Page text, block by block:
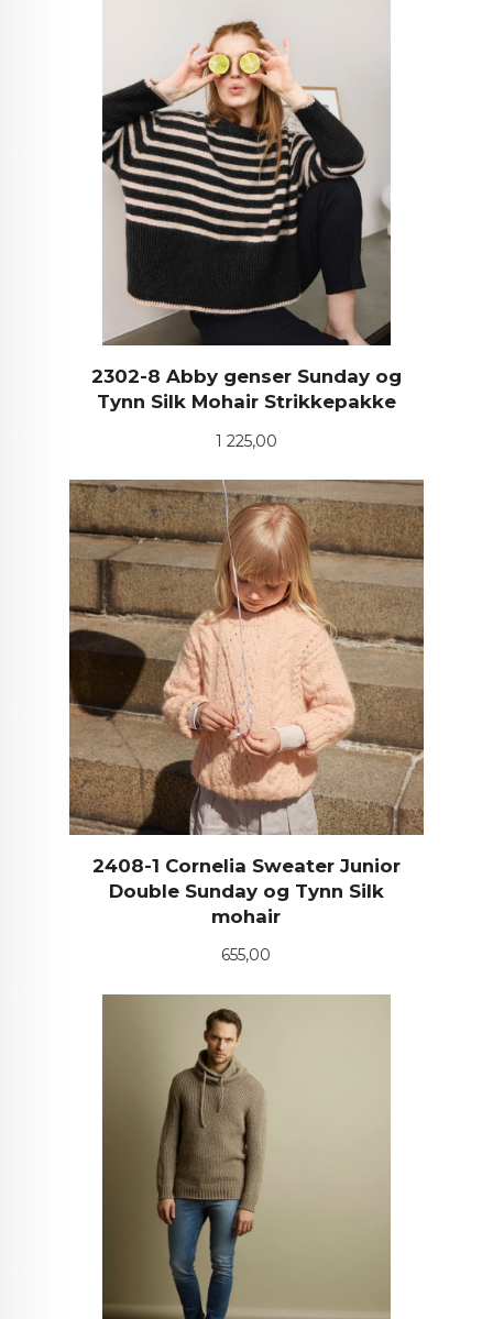
2302-8 Abby genser Sunday og
Tynn Silk Mohair Strikkepakke
Pris
1 225,00
2408-1 Cornelia Sweater Junior
Double Sunday og Tynn Silk
mohair
Pris
655,00